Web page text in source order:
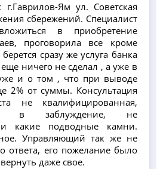
Ям ул. Советская
сбережений. Специалист
в приобретение
проговорила все кроме
сразу же услуга банка
ничего не сделал , а уже в
и о том , что при выводе
2% от суммы. Консультация
не квалифицированная,
в заблуждение, не
какие подводные камни.
Управляющий так же не
ответа, его пожелание было
даже свое.